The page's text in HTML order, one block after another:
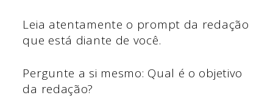
Leia atentamente o prompt da redação
que está diante de você.
Pergunte a si mesmo: Qual é o objetivo
da redação?